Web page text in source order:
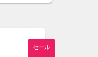
セール